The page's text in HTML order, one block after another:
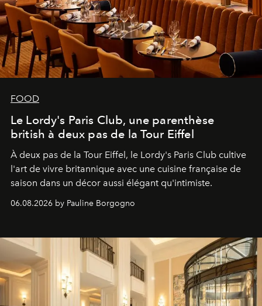
FOOD
Le Lordy's Paris Club, une parenthèse
british à deux pas de la Tour Eiffel
À deux pas de la Tour Eiffel, le Lordy's Paris Club cultive
l'art de vivre britannique avec une cuisine française de
saison dans un décor aussi élégant qu'intimiste.
06.08.2026 by Pauline Borgogno